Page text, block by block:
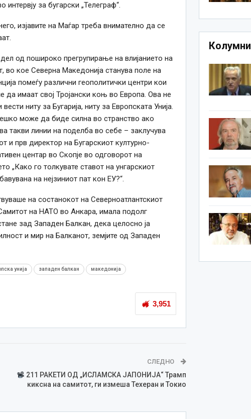
за бугарски „Телеграф“.
изјавите на Маѓар треба внимателно да се
од пошироко прегрупирање на влијанието на
во кое Северна Македонија станува поле на
помеѓу различни геополитички центри кои
да имаат свој Тројански коњ во Европа. Ова не
ниту за Бугарија, ниту за Европската Унија.
може да биде силна во странство ако
такви линии на поделба во себе – заклучува
и прв директор на Бугарскиот културно-
центар во Скопје во одговорот на
„Како го толкувате ставот на унгарскиот
на нејзиниот пат кон ЕУ?“.
на состанокот на Северноатлантскиот
на НАТО во Анкара, имала подолг
зад Западен Балкан, дека целосно ја
и мир на Балканот, земјите од Западен
унија западен балкан македонија
3,951
СЛЕДНО
211 РАКЕТИ ОД „ИСЛАМСКА ЈАПОНИЈА“ Трамп
киксна на самитот, ги измеша Техеран и Токио
Колумни